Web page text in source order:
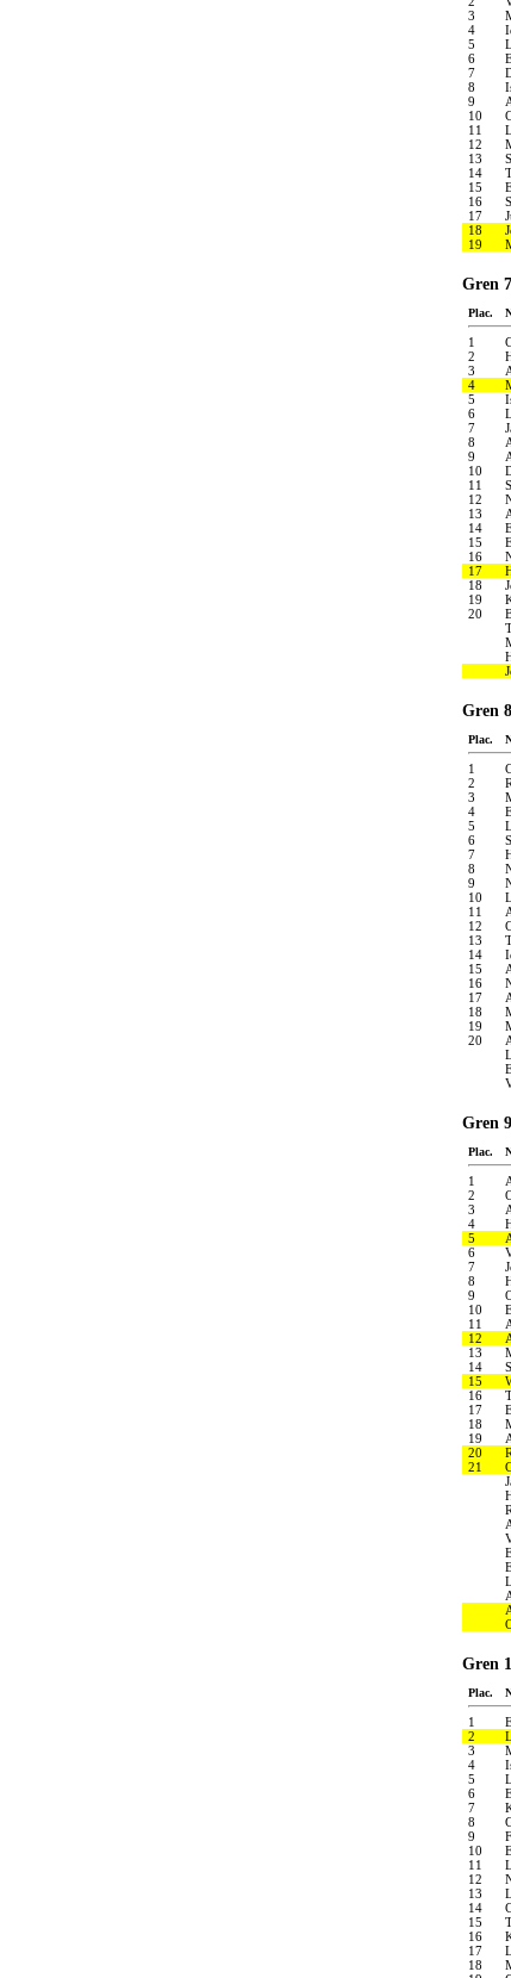
3
4
5
6
7
8
9
10
11
12
13
14
15
16
17
18
19
Gren
Plac.
1
2
3
4
5
6
7
8
9
10
11
12
13
14
15
16
17
18
19
20
Gren
Plac.
1
2
3
4
5
6
7
8
9
10
11
12
13
14
15
16
17
18
19
20
Gren
Plac.
1
2
3
4
5
6
7
8
9
10
11
12
13
14
15
16
17
18
19
20
21
Gren
Plac.
1
2
3
4
5
6
7
8
9
10
11
12
13
14
15
16
17
18